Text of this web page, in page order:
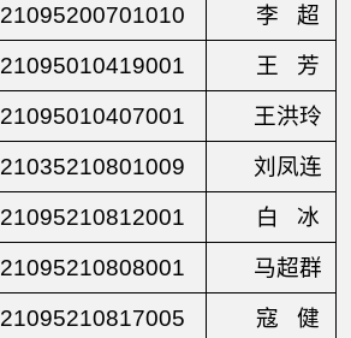
21095200701010 李
超
21095010419001 王
芳
21095010407001
王洪玲
21035210801009
刘凤连
21095210812001 白
冰
21095210808001
马超群
21095210817005 寇
健